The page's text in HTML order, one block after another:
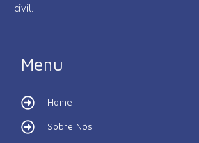
civil.
Menu
Home
Sobre Nós